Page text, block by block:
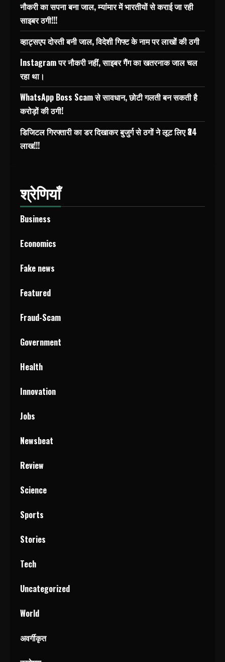
नौकरी का सपना बना जाल, म्यांमार में भारतीयों से कराई जा रही
साइबर ठगी!!!
व्हाट्सएप दोस्ती बनी जाल, विदेशी गिफ्ट के नाम पर लाखों की ठगी
Instagram पर नौकरी नहीं, साइबर गैंग का खतरनाक जाल चल
रहा था।
WhatsApp Boss Scam से सावधान, छोटी गलती बन सकती है
करोड़ों की ठगी!
डिजिटल गिरफ्तारी का डर दिखाकर बुजुर्ग से ठगों ने लूट लिए ₹34
लाख!!!
श्रेणियाँ
Business
Economics
Fake news
Featured
Fraud-Scam
Government
Health
Innovation
Jobs
Newsbeat
Review
Science
Sports
Stories
Tech
Uncategorized
World
अवर्गीकृत